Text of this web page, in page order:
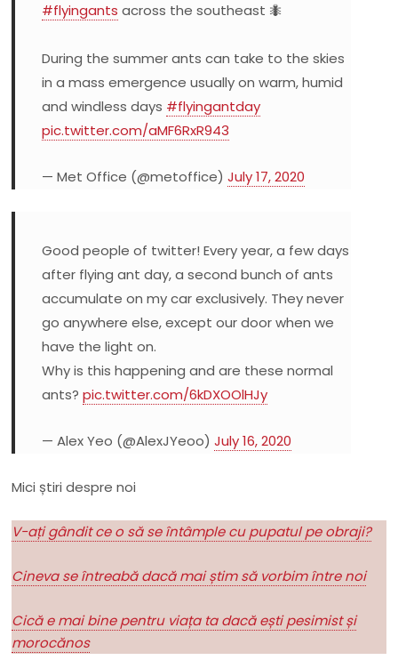
#flyingants across the southeast 🐜
During the summer ants can take to the skies
in a mass emergence usually on warm, humid
and windless days #flyingantday
pic.twitter.com/aMF6RxR943
— Met Office (@metoffice)July 17, 2020
Good people of twitter! Every year, a few days
after flying ant day, a second bunch of ants
accumulate on my car exclusively. They never
go anywhere else, except our door when we
have the light on.
Why is this happening and are these normal
ants?pic.twitter.com/6kDXOOlHJy
— Alex Yeo (@AlexJYeoo)July 16, 2020
Mici știri despre noi
V-ați gândit ce o să se întâmple cu pupatul pe obraji?
Cineva se întreabă dacă mai știm să vorbim între noi
Cică e mai bine pentru viața ta dacă ești pesimist și
morocănos